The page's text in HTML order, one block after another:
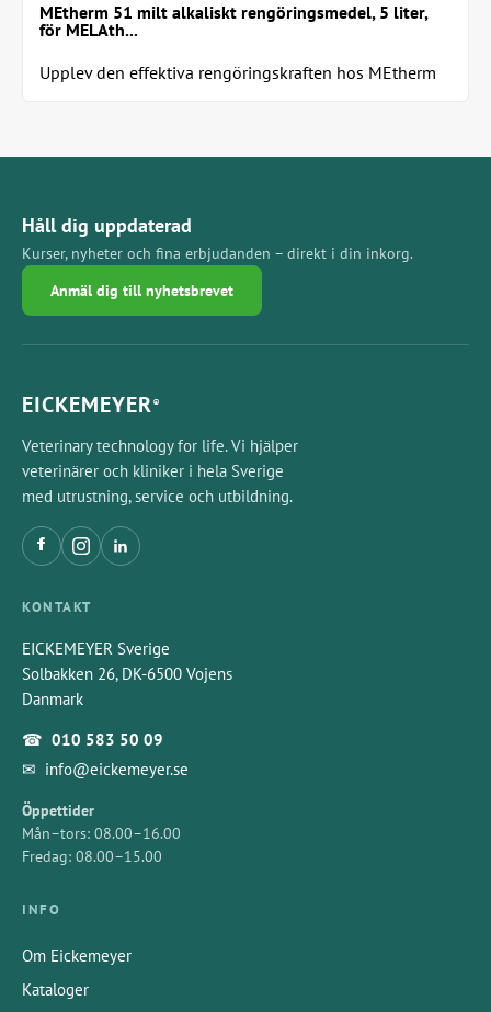
MEtherm 51 milt alkaliskt rengöringsmedel, 5 liter,
för MELAth...
Upplev den effektiva rengöringskraften hos MEtherm
Håll dig uppdaterad
Kurser, nyheter och fina erbjudanden – direkt i din inkorg.
Anmäl dig till nyhetsbrevet
EICKEMEYER®
Veterinary technology for life. Vi hjälper
veterinärer och kliniker i hela Sverige
med utrustning, service och utbildning.
KONTAKT
EICKEMEYER Sverige
Solbakken 26, DK-6500 Vojens
Danmark
☎ 010 583 50 09
✉ info@eickemeyer.se
Öppettider
Mån–tors: 08.00–16.00
Fredag: 08.00–15.00
INFO
Om Eickemeyer
Kataloger